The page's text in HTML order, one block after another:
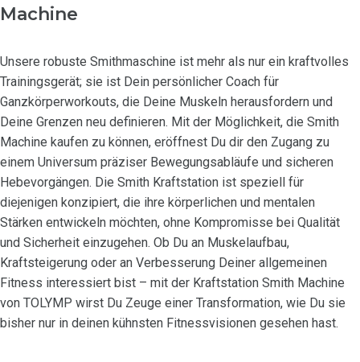
Machine
Unsere robuste Smithmaschine ist mehr als nur ein kraftvolles
Trainingsgerät; sie ist Dein persönlicher Coach für
Ganzkörperworkouts, die Deine Muskeln herausfordern und
Deine Grenzen neu definieren. Mit der Möglichkeit, die Smith
Machine kaufen zu können, eröffnest Du dir den Zugang zu
einem Universum präziser Bewegungsabläufe und sicheren
Hebevorgängen. Die Smith Kraftstation ist speziell für
diejenigen konzipiert, die ihre körperlichen und mentalen
Stärken entwickeln möchten, ohne Kompromisse bei Qualität
und Sicherheit einzugehen. Ob Du an Muskelaufbau,
Kraftsteigerung oder an Verbesserung Deiner allgemeinen
Fitness interessiert bist – mit der Kraftstation Smith Machine
von TOLYMP wirst Du Zeuge einer Transformation, wie Du sie
bisher nur in deinen kühnsten Fitnessvisionen gesehen hast.